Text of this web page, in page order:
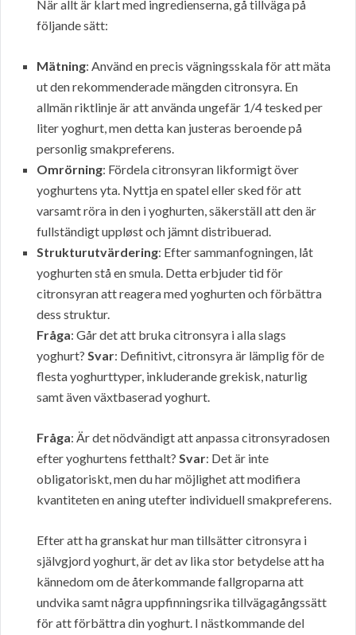
När allt är klart med ingredienserna, gå tillväga på
följande sätt:
Mätning: Använd en precis vägningsskala för att mäta
ut den rekommenderade mängden citronsyra. En
allmän riktlinje är att använda ungefär 1/4 tesked per
liter yoghurt, men detta kan justeras beroende på
personlig smakpreferens.
Omrörning: Fördela citronsyran likformigt över
yoghurtens yta. Nyttja en spatel eller sked för att
varsamt röra in den i yoghurten, säkerställ att den är
fullständigt uppløst och jämnt distribuerad.
Strukturutvärdering: Efter sammanfogningen, låt
yoghurten stå en smula. Detta erbjuder tid för
citronsyran att reagera med yoghurten och förbättra
dess struktur.
Fråga: Går det att bruka citronsyra i alla slags
yoghurt? Svar: Definitivt, citronsyra är lämplig för de
flesta yoghurttyper, inkluderande grekisk, naturlig
samt även växtbaserad yoghurt.
Fråga: Är det nödvändigt att anpassa citronsyradosen
efter yoghurtens fetthalt? Svar: Det är inte
obligatoriskt, men du har möjlighet att modifiera
kvantiteten en aning utefter individuell smakpreferens.
Efter att ha granskat hur man tillsätter citronsyra i
självgjord yoghurt, är det av lika stor betydelse att ha
kännedom om de återkommande fallgroparna att
undvika samt några uppfinningsrika tillvägagångssätt
för att förbättra din yoghurt. I nästkommande del